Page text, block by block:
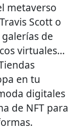
metaverso
Scott o
de
virtuales...
en tu
digitales
de NFT para